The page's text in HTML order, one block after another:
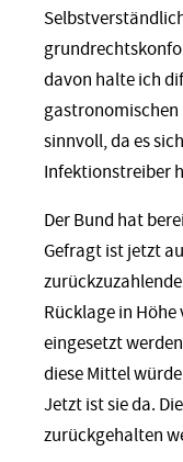
davon halte ich
sinnvoll, da es
Infektionstreiber
Der Bund hat
Gefragt ist jetzt
Rücklage in Höhe
eingesetzt
diese Mittel
Jetzt ist sie da.
zurückgehalten